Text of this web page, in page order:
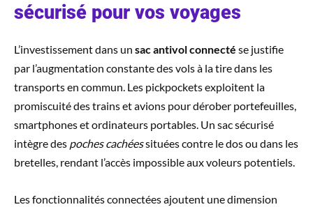
sécurisé pour vos voyages
L’investissement dans un sac antivol connecté se justifie
par l’augmentation constante des vols à la tire dans les
transports en commun. Les pickpockets exploitent la
promiscuité des trains et avions pour dérober portefeuilles,
smartphones et ordinateurs portables. Un sac sécurisé
intègre des poches cachéessituées contre le dos ou dans les
bretelles, rendant l’accès impossible aux voleurs potentiels.
Les fonctionnalités connectées ajoutent une dimension